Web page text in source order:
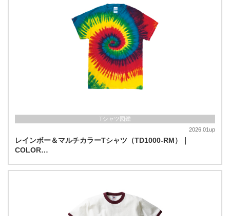
Tシャツ図鑑
2026.01up
レインボー＆マルチカラーTシャツ（TD1000-RM）｜
COLOR…